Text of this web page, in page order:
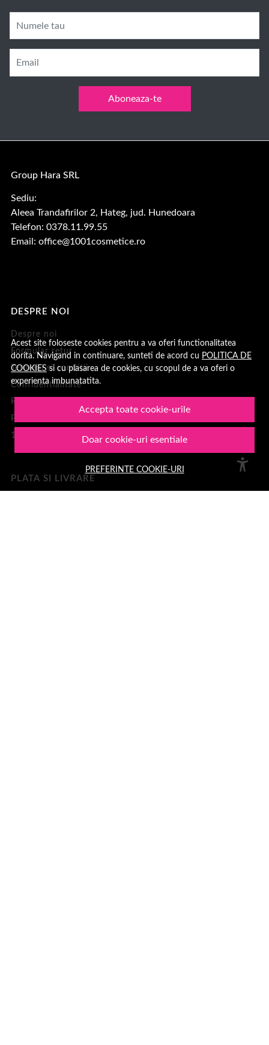
Acest site foloseste cookies pentru a va oferi functionalitatea
dorita. Navigand in continuare, sunteti de acord cu POLITICA DE
COOKIESsi cu plasarea de cookies, cu scopul de a va oferi o
experienta imbunatatita.
Accepta toate cookie-urile
Doar cookie-uri esentiale
PREFERINTE COOKIE-URI
Numele tau
Email
Aboneaza-te
Group Hara SRL
Sediu:
Aleea Trandafirilor 2, Hateg, jud. Hunedoara
Telefon: 0378.11.99.55
Email: office@1001cosmetice.ro
DESPRE NOI
Despre noi
Formular retur
Termeni si conditii
Confidentialitate
Recenzii clienți
Politica de Cookies
1001Cosmetice
PLATA SI LIVRARE